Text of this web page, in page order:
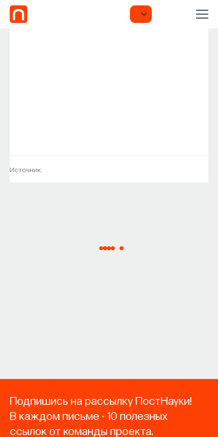
Источник:
Подпишись на рассылку ПостНауки!
В каждом письме - 10 полезных
ссылок от команды проекта.